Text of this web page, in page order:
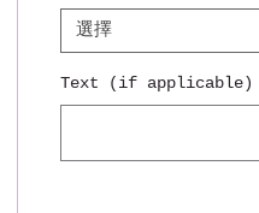
選擇
Text (if applicable)